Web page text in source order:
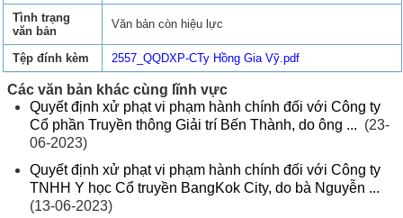
Tình trạng
văn bản
Văn bản còn hiệu lực
Tệp đính kèm 2557_QQDXP-CTy Hồng Gia Vỹ.pdf
Các văn bản khác cùng lĩnh vực
Quyết định xử phạt vi phạm hành chính đối với Công ty
Cổ phần Truyền thông Giải trí Bến Thành, do ông ... (23-
06-2023)
Quyết định xử phạt vi phạm hành chính đối với Công ty
TNHH Y học Cổ truyền BangKok City, do bà Nguyễn ...
(13-06-2023)